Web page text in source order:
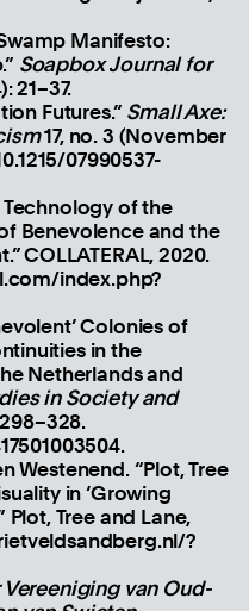
Manifesto:
Soapbox Journal for
21–37.
Futures.” Small Axe:
17, no. 3 (November
07990537-
Technology of the
Benevolence and the
COLLATERAL, 2020.
index.php?
Colonies of
in the
Netherlands and
in Society and
Westenend. “Plot, Tree
in ‘Growing
Plot, Tree and Lane,
?
van Oud-